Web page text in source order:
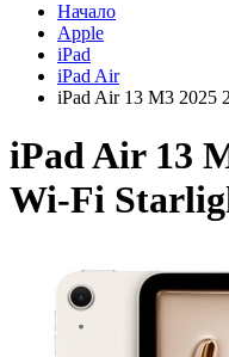
Начало
Apple
iPad
iPad Air
iPad Air 13 M3 2025
iPad Air 13
Wi-Fi